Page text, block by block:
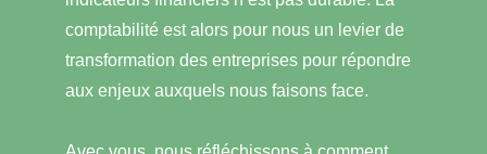
comptabilité est alors pour nous un levier de
transformation des entreprises pour répondre
aux enjeux auxquels nous faisons face.